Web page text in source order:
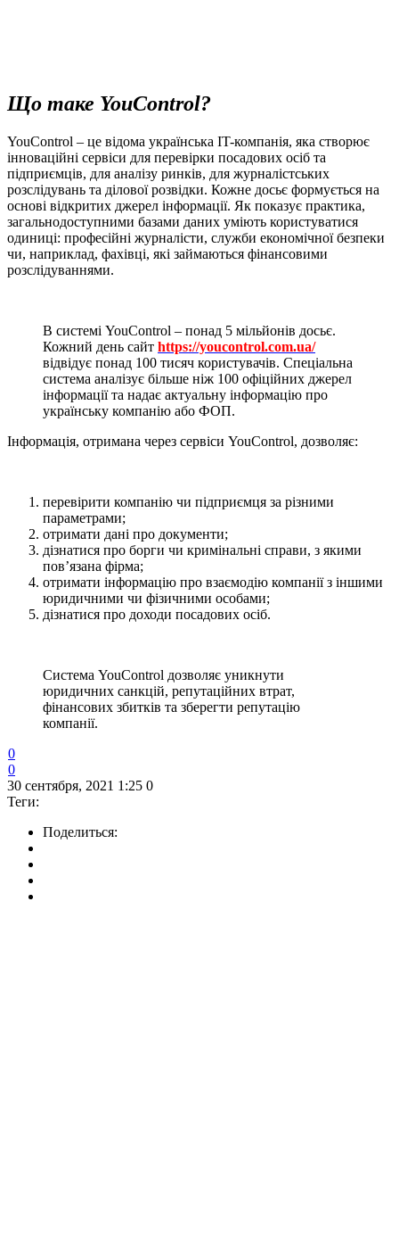
Що таке YouControl?
YouControl – це відома українська IT-компанія, яка створює
інноваційні сервіси для перевірки посадових осіб та
підприємців, для аналізу ринків, для журналістських
розслідувань та ділової розвідки. Кожне досьє формується на
основі відкритих джерел інформації. Як показує практика,
загальнодоступними базами даних уміють користуватися
одиниці: професійні журналісти, служби економічної безпеки
чи, наприклад, фахівці, які займаються фінансовими
розслідуваннями.
В системі YouControl – понад 5 мільйонів досьє.
Кожний день сайт https://youcontrol.com.ua/
відвідує понад 100 тисяч користувачів. Спеціальна
система аналізує більше ніж 100 офіційних джерел
інформації та надає актуальну інформацію про
українську компанію або ФОП.
Інформація, отримана через сервіси YouControl, дозволяє:
перевірити компанію чи підприємця за різними
параметрами;
отримати дані про документи;
дізнатися про борги чи кримінальні справи, з якими
пов’язана фірма;
отримати інформацію про взаємодію компанії з іншими
юридичними чи фізичними особами;
дізнатися про доходи посадових осіб.
Система YouControl дозволяє уникнути
юридичних санкцій, репутаційних втрат,
фінансових збитків та зберегти репутацію
компанії.
0
0
30 сентября, 2021 1:25 0
Теги:
Поделиться: